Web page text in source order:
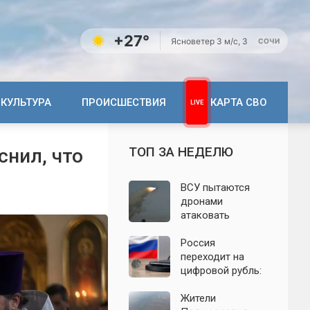
+27° Ясноветер 3 м/с, З СОЧИ
КУЛЬТУРА ПРОИСШЕСТВИЯ КАРТА СВО
что
ТОП ЗА НЕДЕЛЮ
ВСУ пытаются
дронами
атаковать
Крыма: свежие
подробности
налёта на
06.08.2026
Россия
переходит на
цифровой рубль:
систему сравнили
Жители